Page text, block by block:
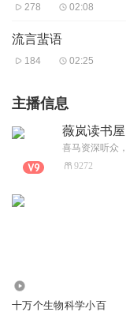
278 02:08
流言蜚语
184 02:25
主播信息
薇岚读书屋
9272
十万个生物科学小百